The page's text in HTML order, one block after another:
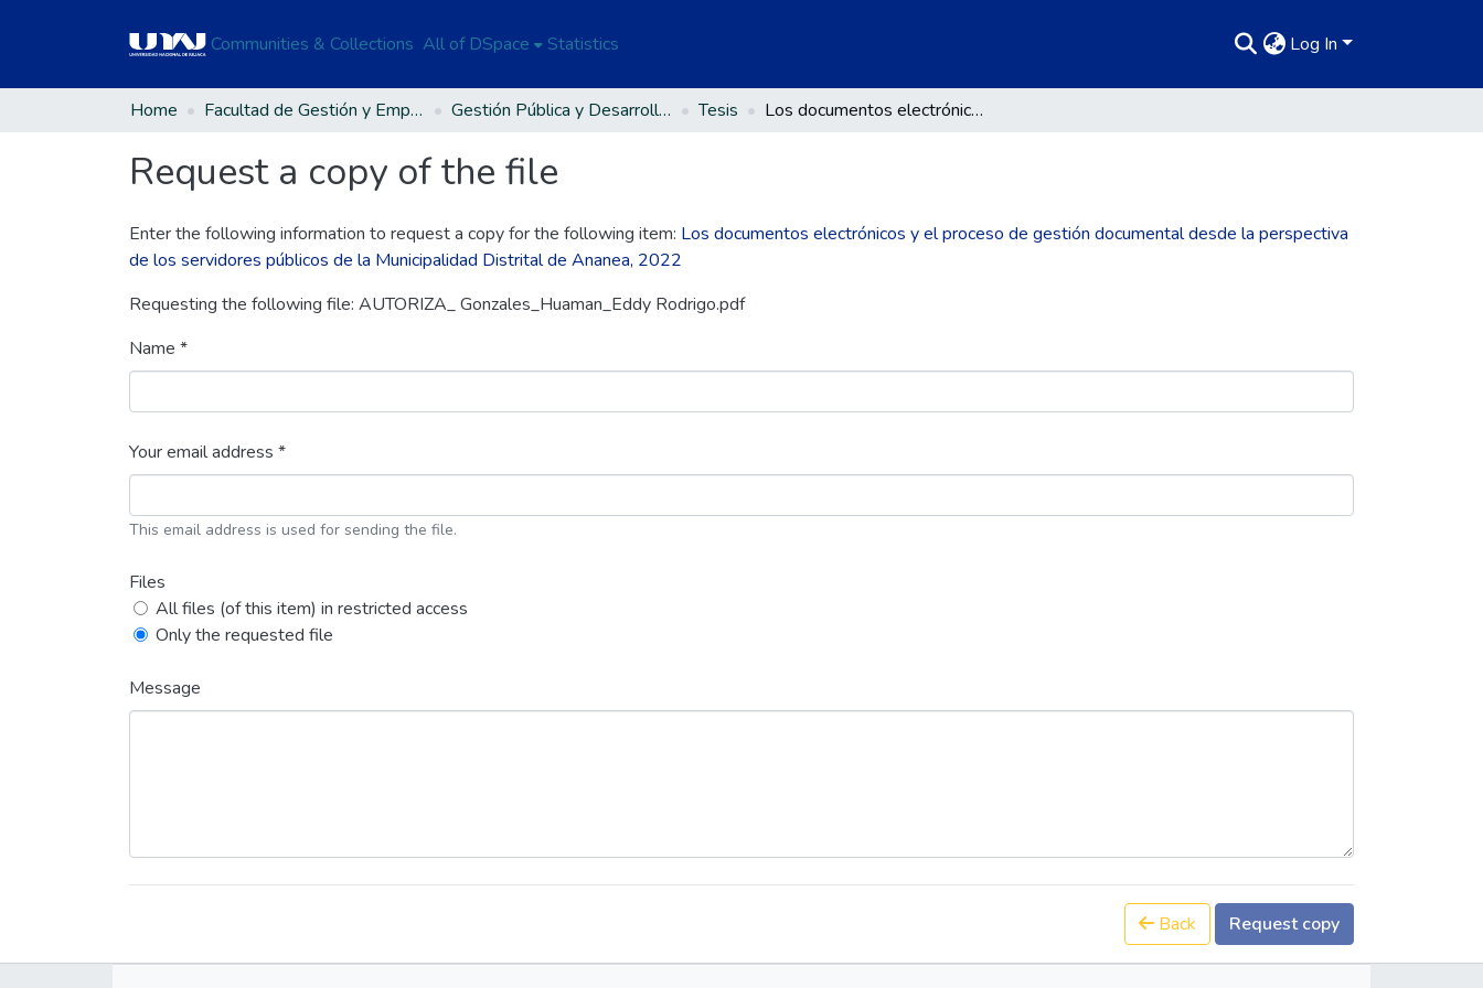
Communities & Collections All of DSpace Statistics Log In
Home Facultad de Gestión y Emprendimiento Empresarial Gestión Pública y Desarrollo Social Tesis Los documentos electrónicos y el proceso de gestión documental desde la perspectiva de los servidores públicos de la Municipalidad Distrital de Ananea, 2022
Request a copy of the file
Enter the following information to request a copy for the following item: Los documentos electrónicos y el proceso de gestión documental desde la perspectiva
de los servidores públicos de la Municipalidad Distrital de Ananea, 2022
Requesting the following file: AUTORIZA_ Gonzales_Huaman_Eddy Rodrigo.pdf
Name *
Your email address *
This email address is used for sending the file.
Files
All files (of this item) in restricted access
Only the requested file
Message
Back Request copy